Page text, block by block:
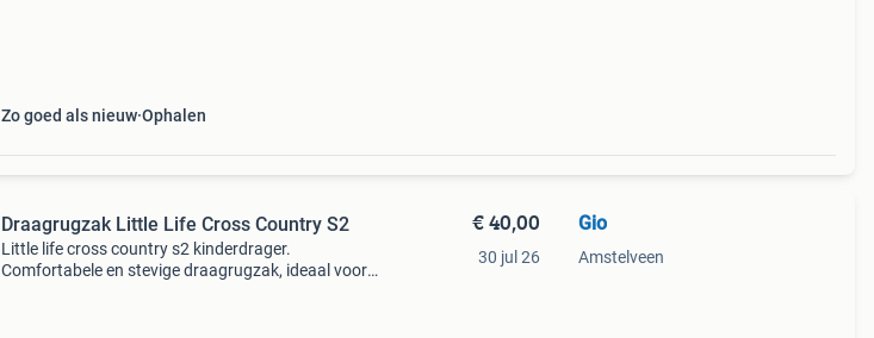
Zo goed als nieuw Ophalen
Draagrugzak Little Life Cross Country S2
Little life cross country s2 kinderdrager.
Comfortabele en stevige draagrugzak, ideaal voor
€ 40,00
30 jul 26
Gio
Amstelveen